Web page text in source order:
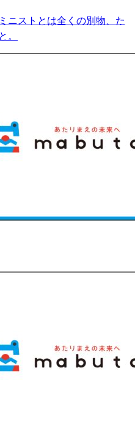
ニストとは全くの別物、た
。